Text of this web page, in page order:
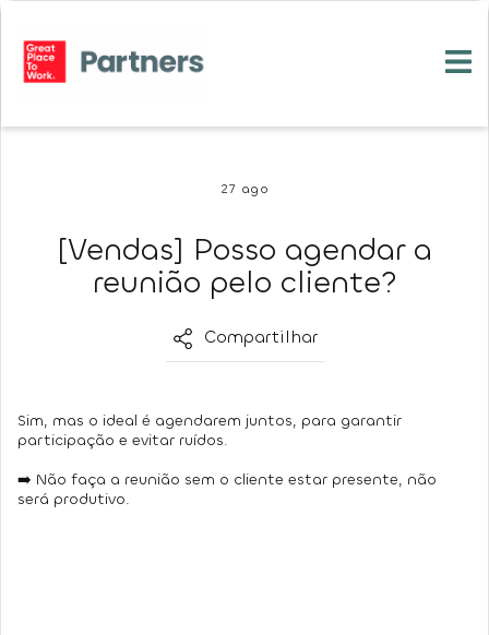
27 ago
[Vendas] Posso agendar a
reunião pelo cliente?
Compartilhar
Sim, mas o ideal é agendarem juntos, para garantir
participação e evitar ruídos.
➡ Não faça a reunião sem o cliente estar presente, não
será produtivo.